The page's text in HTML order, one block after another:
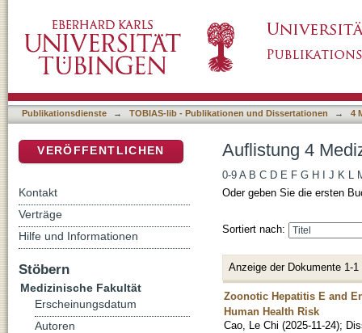
Publikationsdienste → TOBIAS-lib - Publikationen und Dissertationen → 4
Auflistung 4
0-9 A B C D E F G H J K L
Oder geben Sie die ersten
Sortiert nach:
Anzeige der Dokumente 1-1
Zoonotic Hepatitis E and
Human Health Risk
Cao, Le Chi (2025-11-24);
VERÖFFENTLICHEN
Kontakt
Verträge
Hilfe und Informationen
Stöbern
Medizinische Fakultät
Erscheinungsdatum
Autoren